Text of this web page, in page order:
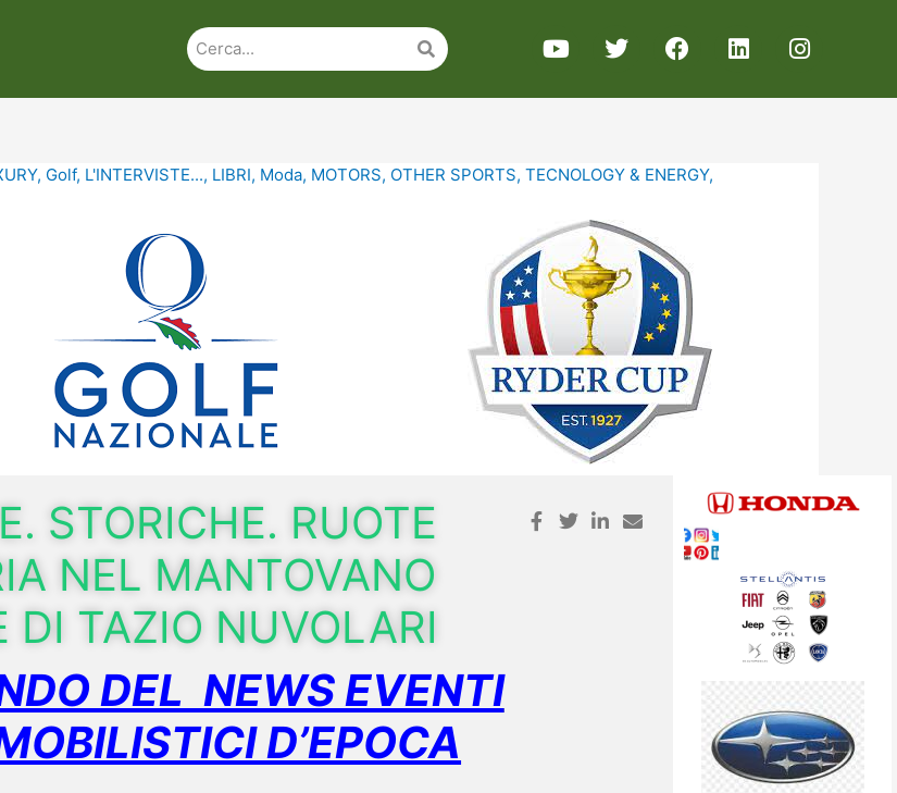
, Golf, L'INTERVISTE..., LIBRI, Moda, MOTORS, OTHER SPORTS, TECNOLOGY & ENERGY,
STORICHE. RUOTE
NEL MANTOVANO
DI TAZIO NUVOLARI
DEL NEWS EVENTI
D’EPOCA